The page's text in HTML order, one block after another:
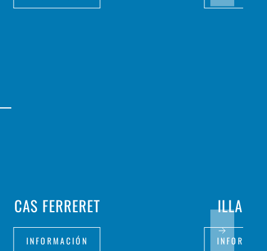
CAS FERRERET
INFORMACIÓN
ILLA